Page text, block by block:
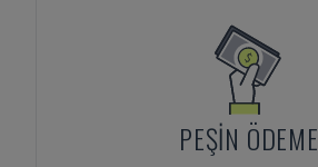
PEŞIN ÖDEME